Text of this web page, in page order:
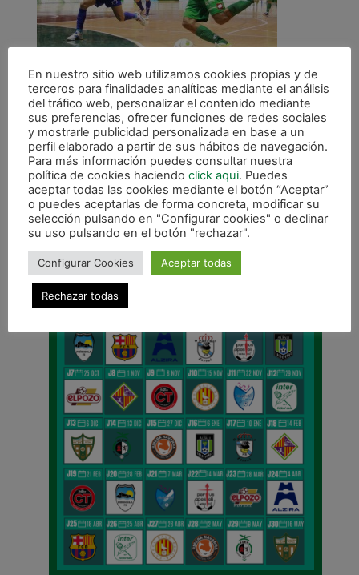
ANTERIOR
La falta de acierto condena a Xota Navarra (1-4) ante Montesinos Jumilla
CALENDARIO DE LIGA
En nuestro sitio web utilizamos cookies propias y de
terceros para finalidades analíticas mediante el análisis
del tráfico web, personalizar el contenido mediante
sus preferencias, ofrecer funciones de redes sociales
y mostrarle publicidad personalizada en base a un
perfil elaborado a partir de sus hábitos de navegación.
Para más información puedes consultar nuestra
política de cookies haciendo click aqui. Puedes
aceptar todas las cookies mediante el botón “Aceptar”
o puedes aceptarlas de forma concreta, modificar su
selección pulsando en "Configurar cookies" o declinar
su uso pulsando en el botón "rechazar".
Configurar Cookies Aceptar todas
Rechazar todas